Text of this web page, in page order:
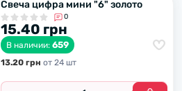
Свеча цифра мини "6" золото
0
15.40 грн
В наличии: 659
13.20 грн от 24 шт